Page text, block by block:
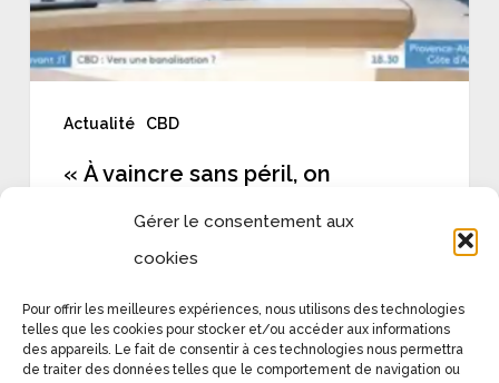
Gérer le consentement aux
cookies
Pour offrir les meilleures expériences, nous utilisons des technologies
telles que les cookies pour stocker et/ou accéder aux informations
des appareils. Le fait de consentir à ces technologies nous permettra
de traiter des données telles que le comportement de navigation ou
Actualité CBD
sans
gloire »
« À vaincre sans péril, on